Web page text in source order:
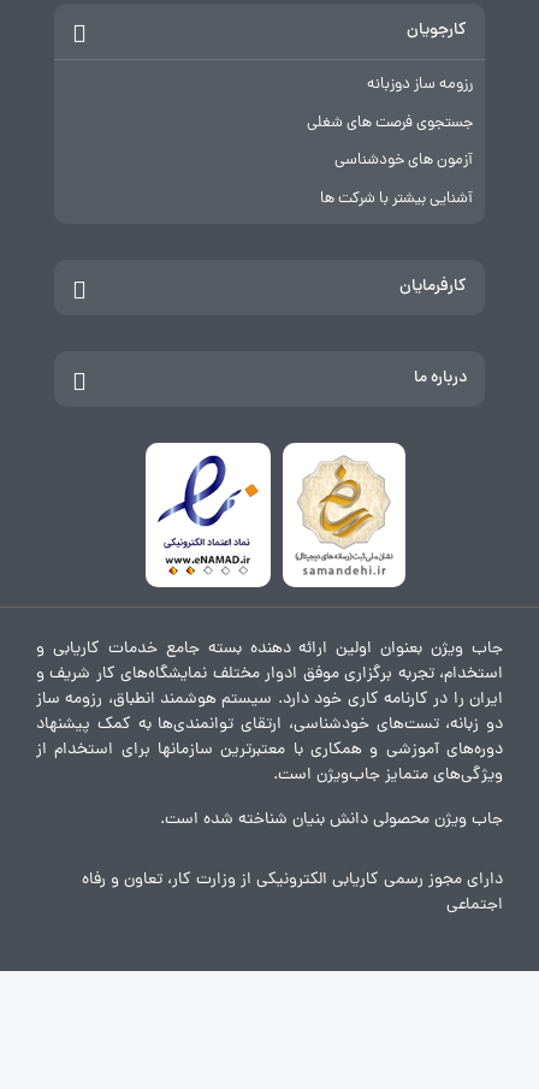
کارجویان
رزومه ساز دوزبانه
جستجوی فرصت های شغلی
آزمون های خودشناسی
آشنایی بیشتر با شرکت ها
کارفرمایان
درباره ما
جاب ویژن بعنوان اولین ارائه دهنده بسته جامع خدمات کاریابی و
استخدام، تجربه برگزاری موفق ادوار مختلف نمایشگاه‌های کار شریف و
ایران را در کارنامه کاری خود دارد. سیستم هوشمند انطباق، رزومه ساز
دو زبانه، تست‌های خودشناسی، ارتقای توانمندی‌ها به کمک پیشنهاد
دوره‌های آموزشی و همکاری با معتبرترین سازمانها برای استخدام از
ویژگی‌های متمایز جاب‌ویژن است.
جاب ویژن محصولی دانش بنیان شناخته شده است.
دارای مجوز رسمی کاریابی الکترونیکی از وزارت کار، تعاون و رفاه
اجتماعی